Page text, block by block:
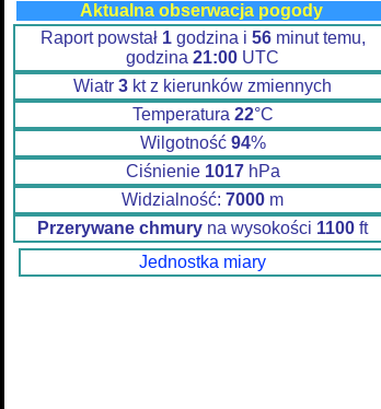
Aktualna obserwacja pogody
Raport powstał 1godzina i 56minut temu,
godzina 21:00 UTC
Wiatr 3 kt z kierunków zmiennych
Temperatura 22°C
Wilgotność 94%
Ciśnienie 1017hPa
Widzialność: 7000 m
Przerywane chmury na wysokości 1100 ft
Jednostka miary